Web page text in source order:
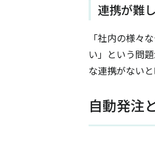
連携が難
「社内の様々
い」という問
な連携がない
自動発注